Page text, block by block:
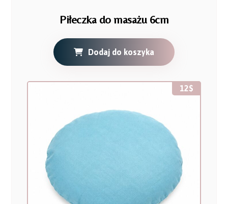
Piłeczka do masażu 6cm
Dodaj do koszyka
12$